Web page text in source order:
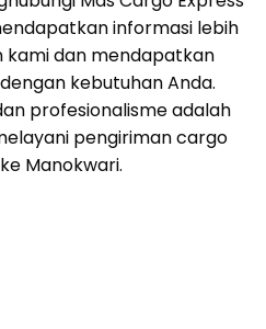
informasi lebih
kami dan mendapatkan
kebutuhan Anda.
profesionalisme adalah
pengiriman cargo
Manokwari.